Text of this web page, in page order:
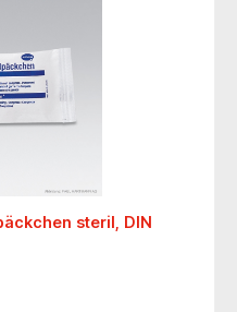
steril, DIN